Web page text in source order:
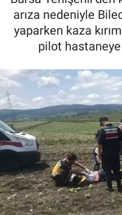
arıza nedeniyle
yaparken kaza
pilot hastaneye
SAĞLIK
ASTROLOJİ
BLOG
Son Dakika
Haber Arşivi